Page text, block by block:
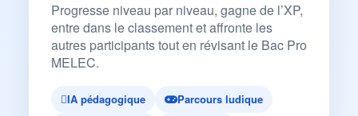
Progresse niveau par niveau, gagne de l’XP,
entre dans le classement et affronte les
autres participants tout en révisant le Bac Pro
MELEC.
IA pédagogique
Parcours ludique